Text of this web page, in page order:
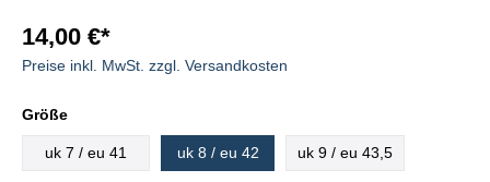
14,00 €*
Preise inkl. MwSt. zzgl. Versandkosten
Größe
uk 7 / eu 41 uk 8 / eu 42 uk 9 / eu 43,5